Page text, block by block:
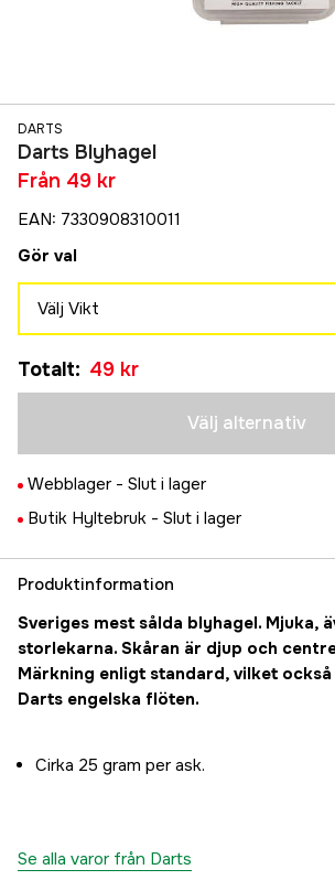
DARTS
Darts Blyhagel
Från 49 kr
EAN: 7330908310011
Gör val
Välj Vikt
49 kr
0,8 g
49 kr
0,28 g
49 kr
49 kr
Totalt: 49 kr
Välj alternativ
Webblager - Slut i lager
Butik Hyltebruk - Slut i lager
Produktinformation
Sveriges mest sålda blyhagel. Mjuka,
storlekarna. Skåran är djup och
Märkning enligt standard, vilket
Darts engelska flöten.
Cirka 25 gram per ask.
Se alla varor från Darts